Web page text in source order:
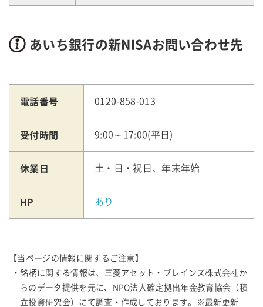
あいち銀行の新NISAお問い合わせ先
電話番号 0120-858-013
受付時間 9:00～17:00(平日)
休業日 土・日・祝日、年末年始
HP あり
【当ページの情報に関するご注意】
・銘柄に関する情報は、三菱アセット・ブレインズ株式会社か
らのデータ提供を元に、NPO法人確定拠出年金教育協会（積
立投資研究会）にて調査・作成しております。※最新更新